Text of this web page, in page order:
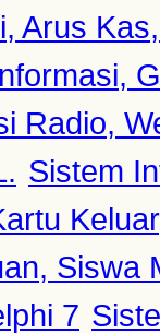
Arus
Radio,
Sistem
Siswa
7